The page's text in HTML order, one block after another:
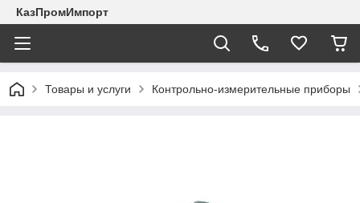
КазПромИмпорт
Товары и услуги Контрольно-измерительные приборы